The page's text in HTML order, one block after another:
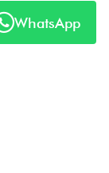
WhatsApp